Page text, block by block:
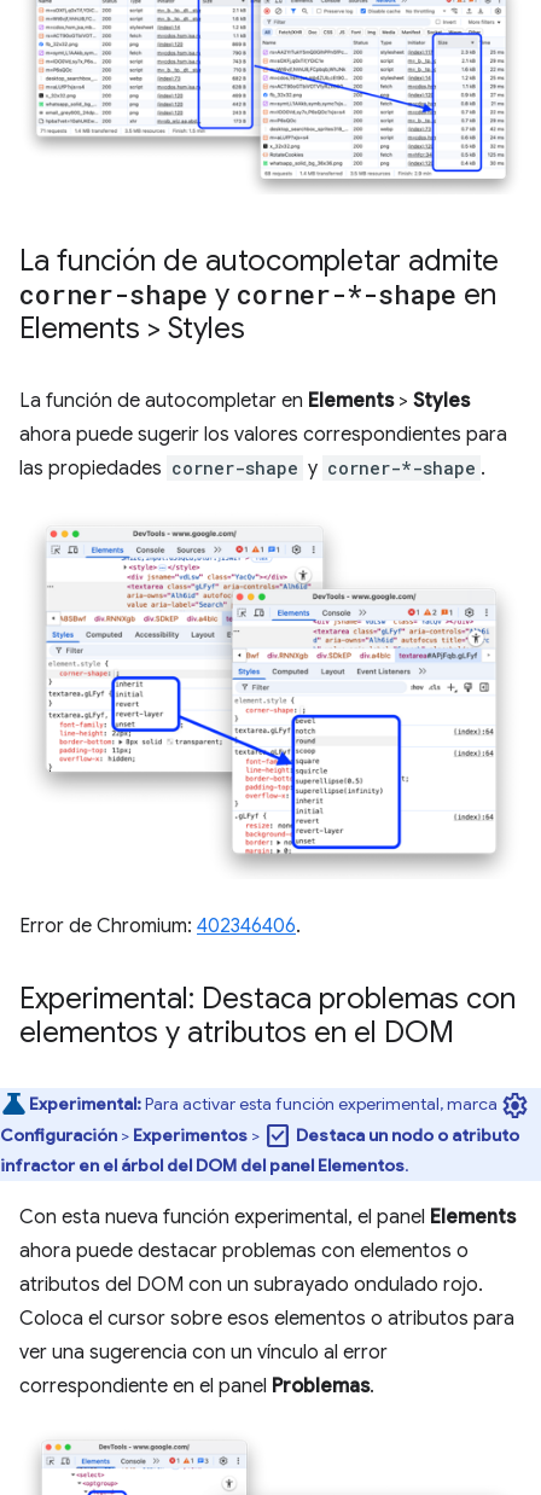
La función de autocompletar admite
corner-shape y corner-*-shape en
Elements > Styles
La función de autocompletar en Elements> Styles
ahora puede sugerir los valores correspondientes para
las propiedades corner-shape y corner-*-shape .
Error de Chromium: 402346406.
Experimental: Destaca problemas con
elementos y atributos en el DOM
Experimental:Para activar esta función experimental, marca settings
Configuración > Experimentos > check_box Destaca un nodo o atributo
infractor en el árbol del DOM del panel Elementos.
Con esta nueva función experimental, el panel Elements
ahora puede destacar problemas con elementos o
atributos del DOM con un subrayado ondulado rojo.
Coloca el cursor sobre esos elementos o atributos para
ver una sugerencia con un vínculo al error
correspondiente en el panel Problemas.